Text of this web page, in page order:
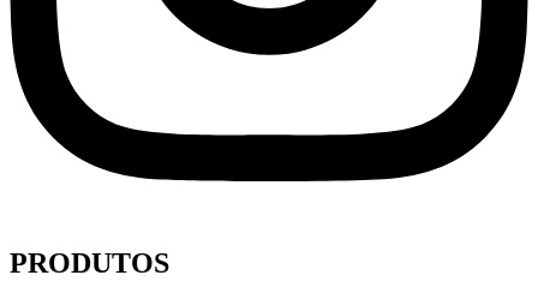
PRODUTOS